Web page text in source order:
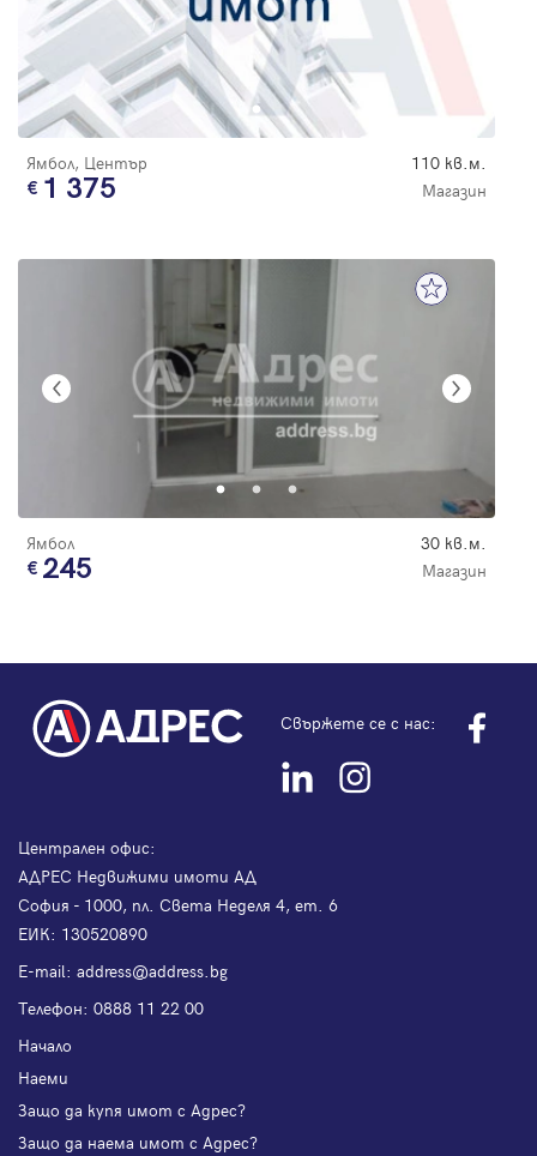
Ямбол, Център 110 кв.м.
1 375 Магазин
Ямбол 30 кв.м.
245 Магазин
Свържете се с нас:
Централен офис:
АДРЕС Недвижими имоти АД
София - 1000, пл. Света Неделя 4, ет. 6
ЕИК: 130520890
Е-mail: address@address.bg
Телефон: 0888 11 22 00
Начало
Наеми
Защо да купя имот с Адрес?
Защо да наема имот с Адрес?